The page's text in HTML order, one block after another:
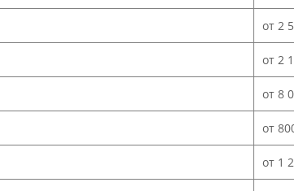
от 2
от 2
от 8
от
от 1